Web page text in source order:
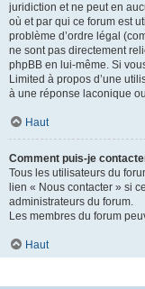
juridiction et ne peut en
où et par qui ce forum est
problème d’ordre légal
ne sont pas directement
phpBB en lui-même. Si
Limited à propos d’une
à une réponse laconique
Haut
Comment puis-je
Tous les utilisateurs du
lien « Nous contacter » si
administrateurs du forum.
Les membres du forum
Haut